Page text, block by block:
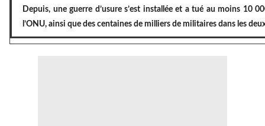
Depuis, une guerre d’usure s’est installée et a tué au moins 10
l’ONU, ainsi que des centaines de milliers de militaires dans les